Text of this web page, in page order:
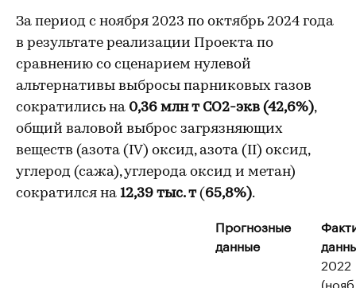
За период с ноября 2023 по октябрь 2024 года
в результате реализации Проекта по
сравнению со сценарием нулевой
альтернативы выбросы парниковых газов
сократились на 0,36 млн т СО2-экв (42,6%),
общий валовой выброс загрязняющих
веществ (азота (IV) оксид, азота (II) оксид,
углерод (сажа), углерода оксид и метан)
сократился на 12,39 тыс. т(65,8%).
Прогнозные
данные
2022